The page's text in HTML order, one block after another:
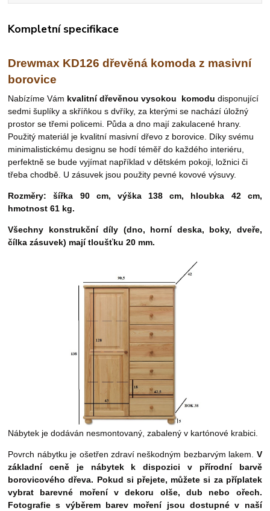
Kompletní specifikace
Drewmax KD126 dřevěná komoda z masivní
borovice
Nabízíme Vám kvalitní dřevěnouvysokou komodu disponující
sedmi šuplíky a skříňkou s dvříky, za kterými se nachází úložný
prostor se třemi policemi. Půda a dno mají zakulacené hrany.
Použitý materiál je kvalitní masivní dřevo z borovice. Díky svému
minimalistickému designu se hodí téměř do každého interiéru,
perfektně se bude vyjímat například v dětském pokoji, ložnici či
třeba chodbě. U zásuvek jsou použity pevné kovové výsuvy.
Rozměry: šířka 90 cm, výška 138 cm, hloubka 42 cm,
hmotnost 61 kg.
Všechny konstrukční díly (dno, horní deska, boky, dveře,
čílka zásuvek) mají tloušťku 20 mm.
Nábytek je dodáván nesmontovaný, zabalený v kartónové krabici.
Povrch nábytku je ošetřen zdraví neškodným bezbarvým lakem. V
základní ceně je nábytek k dispozici v přírodní barvě
borovicového dřeva. Pokud si přejete, můžete si za příplatek
vybrat barevné mořenív dekoru olše, dub nebo ořech.
Fotografie s výběrem barev moření jsou dostupné v naší